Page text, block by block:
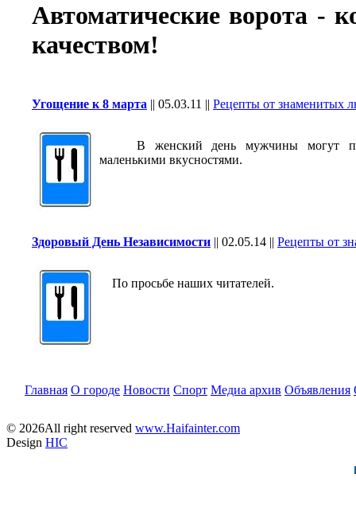
Автоматические ворота -
качеством!
Угощение к 8 марта || 05.03.11 || Рецепты от знаменитых
В женский день мужчины могут
маленькими вкусностями.
Здоровый День Независимости || 02.05.14 || Рецепты от
По просьбе наших читателей.
Главная О городе Новости Спорт Медиа архив Объявления
© 2026All right reserved www.Haifainter.com
Design HIC